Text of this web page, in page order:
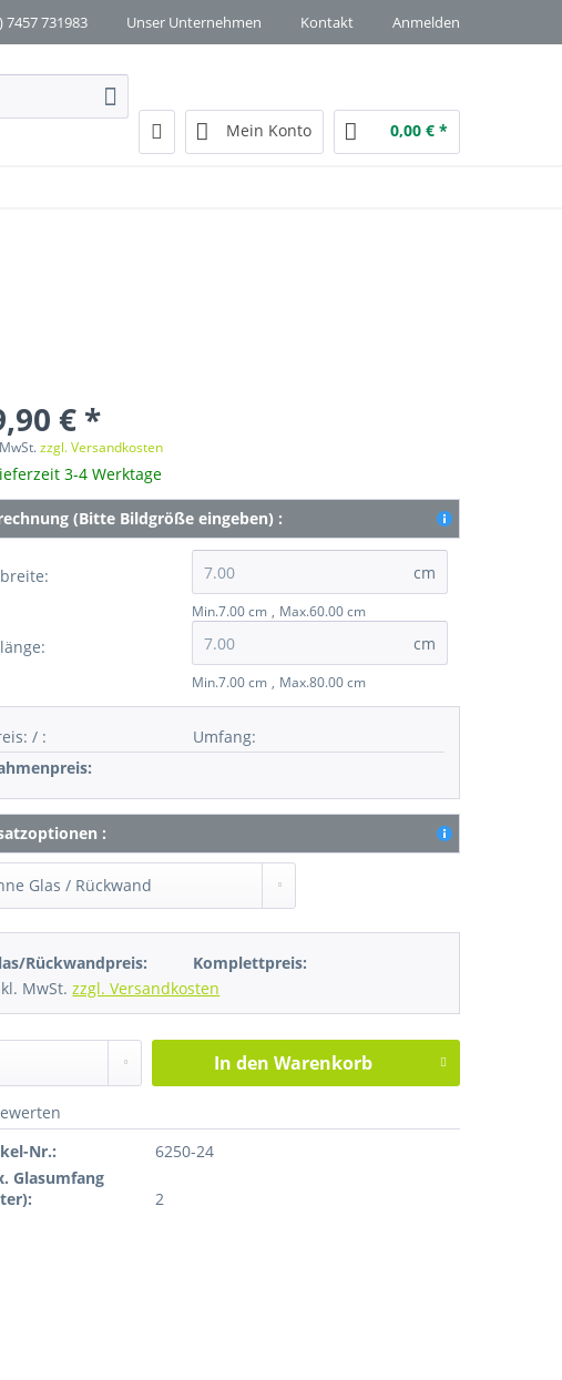
Anmelden
Kontakt
Unser Unternehmen
7457 731983
Mein Konto 0,00 € *
€ *
zzgl. Versandkosten
3-4 Werktage
(Bitte Bildgröße eingeben) :
cm
Min.7.00 cm Max.60.00 cm
cm
Min.7.00 cm Max.80.00 cm
/ : Umfang:
:
Rückwandpreis:
Komplettpreis:
MwSt.zzgl. Versandkosten
In den Warenkorb
Nr.:
6250-24
Glasumfang
2